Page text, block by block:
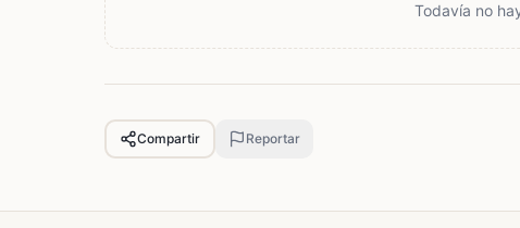
Todavía no
Compartir Reportar